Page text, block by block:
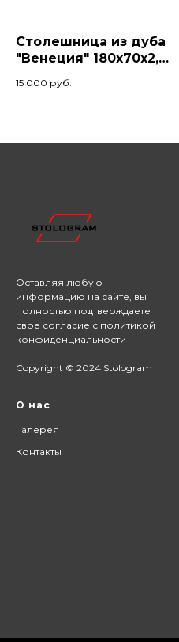
Столешница из дуба
"Венеция" 180x70x2,
15 000 руб.
Оставляя любую
информацию на сайте, вы
полностью подтверждаете
свое согласие с политикой
конфиденциальности
Copyright © 2024 Stologram
О нас
Галерея
Контакты